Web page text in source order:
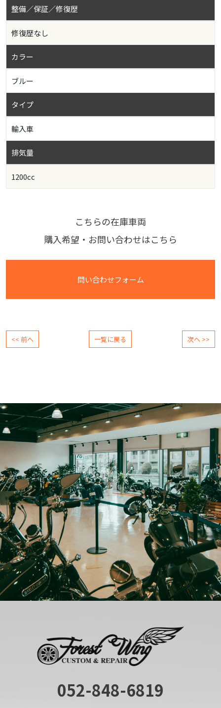
整備／保証／修復歴
修復歴なし
カラー
ブルー
タイプ
輸入車
排気量
1200cc
こちらの在庫車両
購入希望・お問い合わせはこちら
問い合わせフォーム
<< 前へ 一覧に戻る 次へ >>
052-848-6819